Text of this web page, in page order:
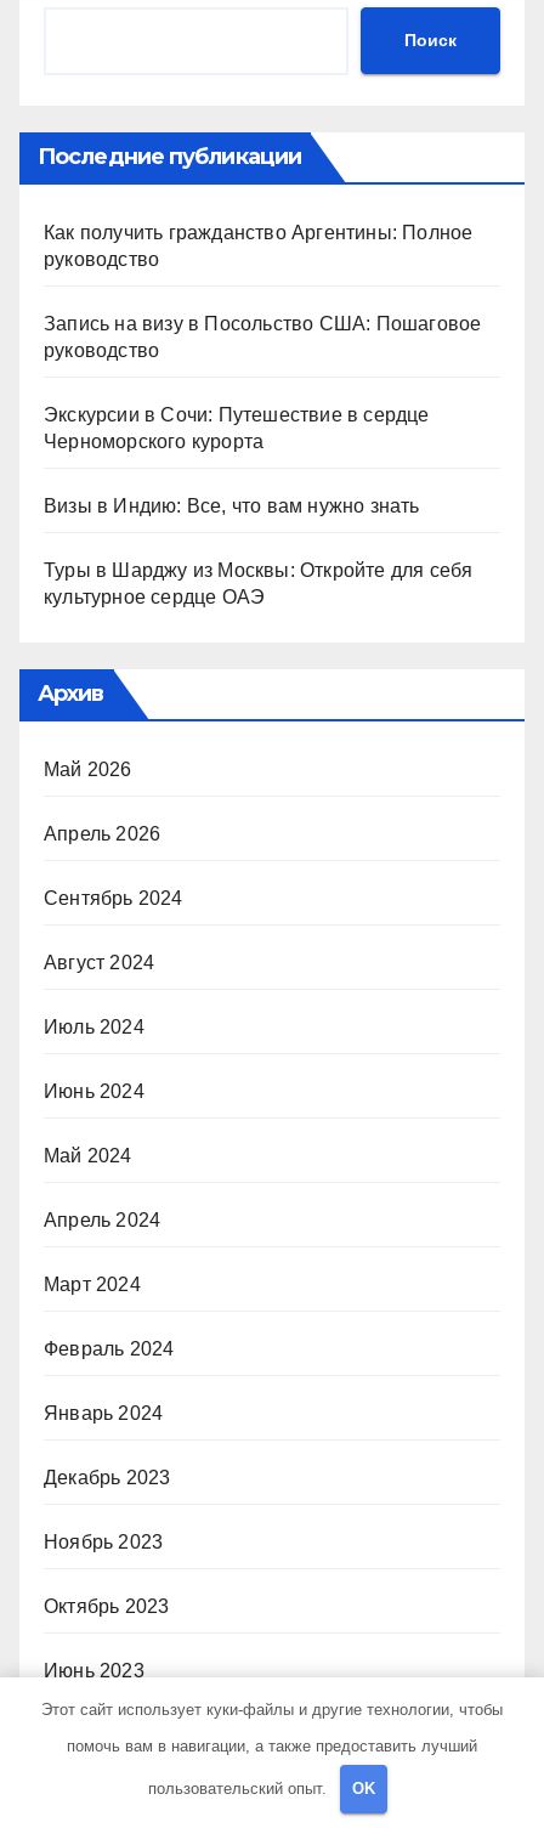
Поиск
Последние публикации
Как получить гражданство Аргентины: Полное
руководство
Запись на визу в Посольство США: Пошаговое
руководство
Экскурсии в Сочи: Путешествие в сердце
Черноморского курорта
Визы в Индию: Все, что вам нужно знать
Туры в Шарджу из Москвы: Откройте для себя
культурное сердце ОАЭ
Архив
Май 2026
Апрель 2026
Сентябрь 2024
Август 2024
Июль 2024
Июнь 2024
Май 2024
Апрель 2024
Март 2024
Февраль 2024
Январь 2024
Декабрь 2023
Ноябрь 2023
Октябрь 2023
Июнь 2023
Этот сайт использует куки-файлы и другие технологии, чтобы
помочь вам в навигации, а также предоставить лучший
пользовательский опыт. OK